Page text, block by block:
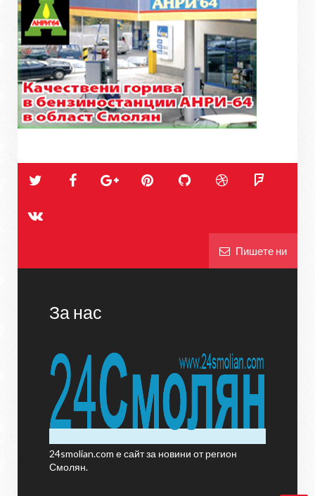
Пишете ни
За нас
24smolian.com е сайт за новини от регион
Смолян.